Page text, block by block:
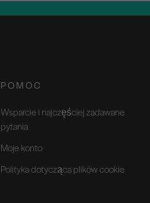
POMOC
Wsparcie i najczęściej zadawane
pytania
Moje konto
Polityka dotycząca plików cookie